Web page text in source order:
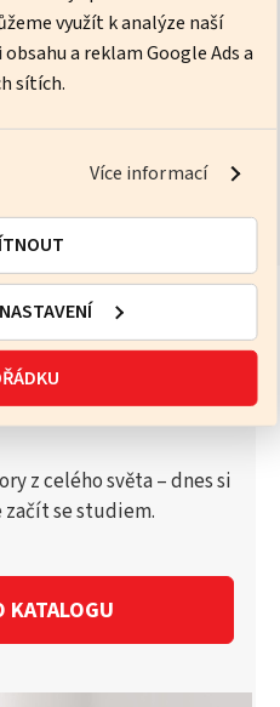
využít k analýze naší
a reklam Google Ads a
sítích.
Více informací
No pressure, just practice – I’ll help you get better every lesson.
KURZY
lektorů
z celého světa – dnes si
se studiem.
KATALOGU